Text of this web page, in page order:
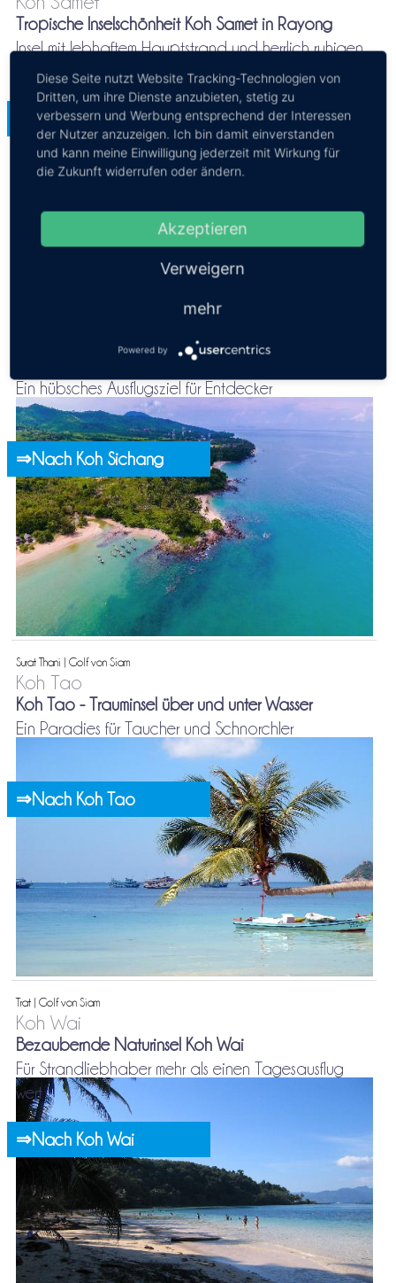
Tropische Inselschönheit Koh Samet in Rayong
Insel mit lebhaftem Hauptstrand und herrlich ruhigen
Buchten
⇒Nach Koh Samet
Die Fischerinsel Koh Sichang
Ein hübsches Ausflugsziel für Entdecker
⇒Nach Koh Sichang
Surat Thani | Golf von Siam
Koh Tao
Koh Tao - Trauminsel über und unter Wasser
Ein Paradies für Taucher und Schnorchler
⇒Nach Koh Tao
Trat | Golf von Siam
Koh Wai
Bezaubernde Naturinsel Koh Wai
Für Strandliebhaber mehr als einen Tagesausflug
wert
⇒Nach Koh Wai
Diese Seite nutzt Website Tracking-Technologien von
Dritten, um ihre Dienste anzubieten, stetig zu
verbessern und Werbung entsprechend der Interessen
der Nutzer anzuzeigen. Ich bin damit einverstanden
und kann meine Einwilligung jederzeit mit Wirkung für
die Zukunft widerrufen oder ändern.
Akzeptieren
Verweigern
mehr
Powered by